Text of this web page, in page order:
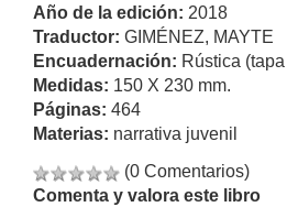
Año de la edición: 2018
Traductor: GIMÉNEZ, MAYTE
Encuadernación: Rústica
Medidas: 150 X 230 mm.
Páginas: 464
Materias: narrativa juvenil
(0 Comentarios)
Comenta y valora este libro